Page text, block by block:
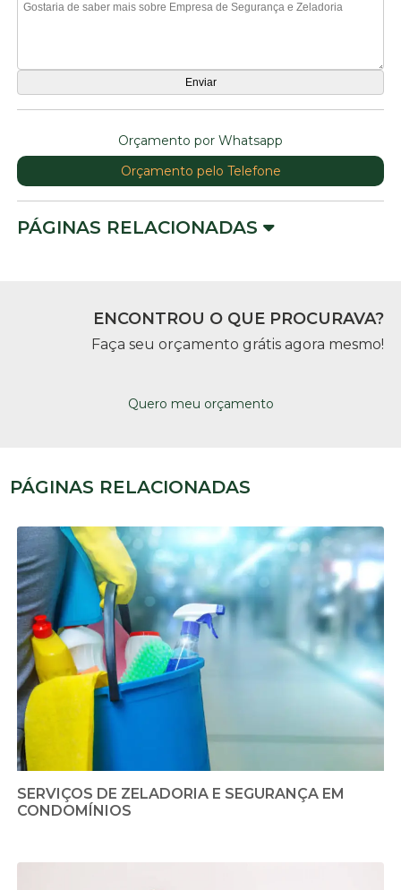
Orçamento por Whatsapp
Orçamento pelo Telefone
PÁGINAS RELACIONADAS
ENCONTROU O QUE PROCURAVA?
Faça seu orçamento grátis agora mesmo!
Quero meu orçamento
PÁGINAS RELACIONADAS
SERVIÇOS DE ZELADORIA E SEGURANÇA EM
CONDOMÍNIOS